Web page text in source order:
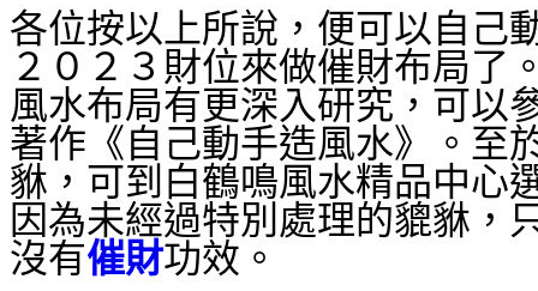
各位按以上所說，便可以自己
２０２３財位來做催財布局了
風水布局有更深入研究，可以
著作《自己動手造風水》。至
貅，可到白鶴鳴風水精品中心
因為未經過特別處理的貔貅，
沒有催財功效。